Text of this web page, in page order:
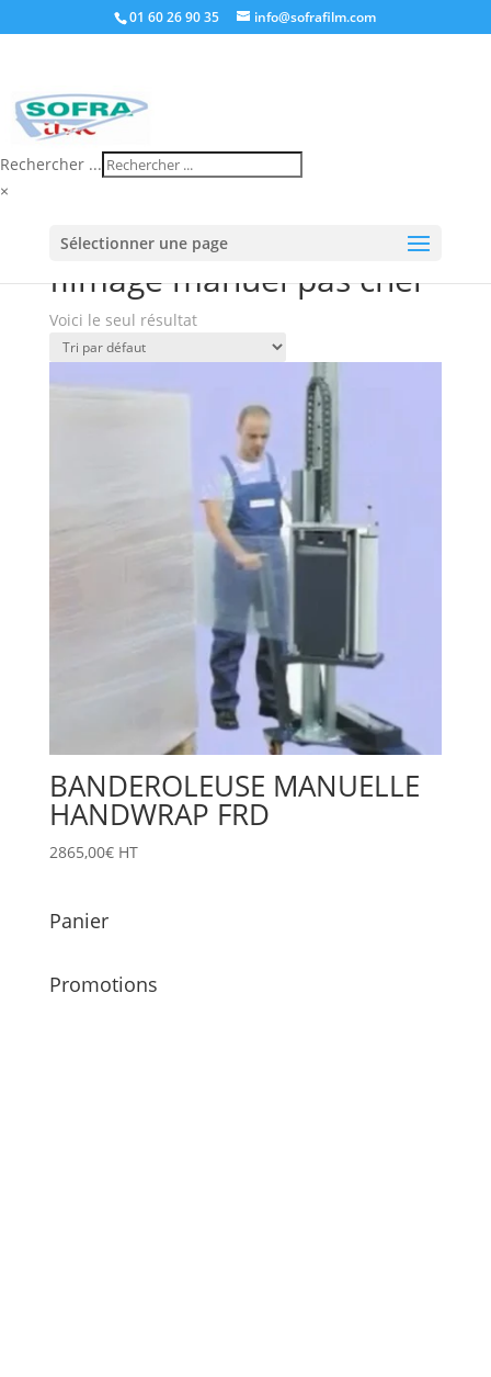
01 60 26 90 35 info@sofrafilm.com
Rechercher ...
×
Sélectionner une page
manuel pas cher”
filmage manuel pas cher
Voici le seul résultat
BANDEROLEUSE MANUELLE
HANDWRAP FRD
2865,00€ HT
Panier
Promotions